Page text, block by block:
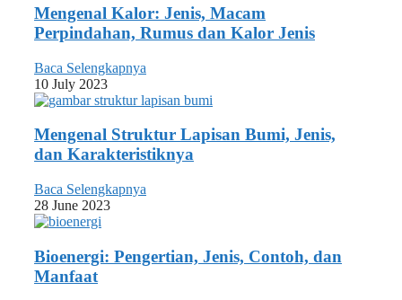
Mengenal Kalor: Jenis, Macam
Perpindahan, Rumus dan Kalor Jenis
Baca Selengkapnya
10 July 2023
Mengenal Struktur Lapisan Bumi, Jenis,
dan Karakteristiknya
Baca Selengkapnya
28 June 2023
Bioenergi: Pengertian, Jenis, Contoh, dan
Manfaat